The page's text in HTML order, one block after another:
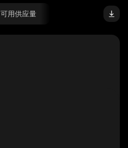
可用供应量